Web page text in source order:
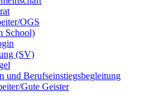
OGS
School)
(SV)
und Berufseinstiegsbegleitung
Gute Geister